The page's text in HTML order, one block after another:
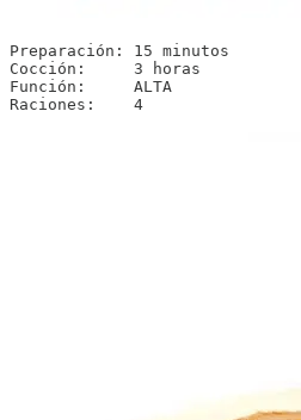
Preparación: 15 minutos
Cocción:     3 horas
Función:     ALTA
Raciones:    4